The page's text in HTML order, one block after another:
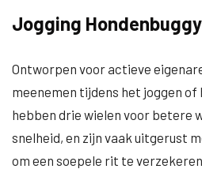
Jogging
Ontworpen voor actieve
meenemen tijdens het joggen of
hebben drie wielen voor betere
snelheid, en zijn vaak uitgerust
om een soepele rit te